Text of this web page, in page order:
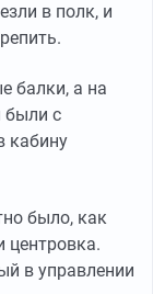
в полк, и
балки, а на
были с
кабину
было, как
центровка.
в управлении